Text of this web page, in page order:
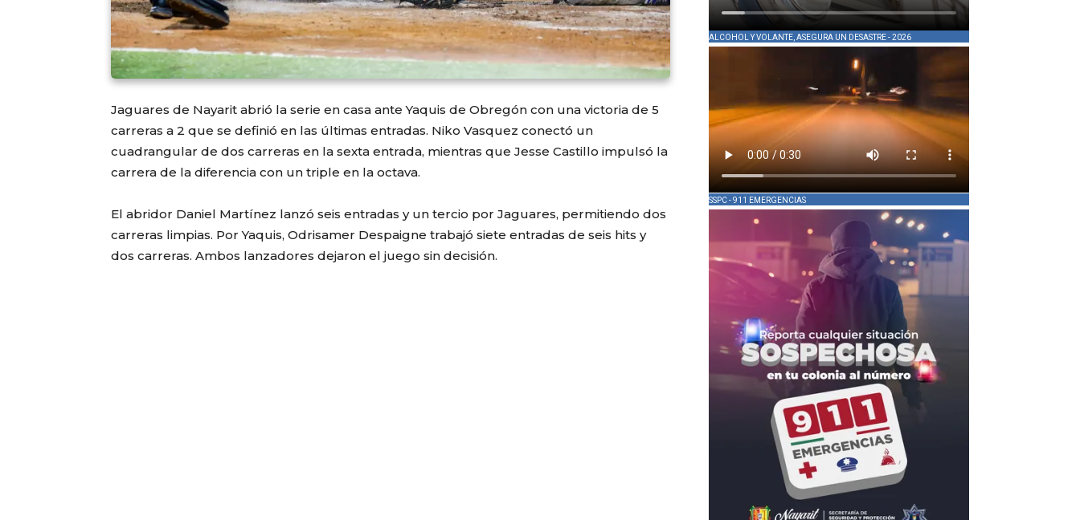
Jaguares de Nayarit abrió la serie en casa ante Yaquis de Obregón con una victoria de 5
carreras a 2 que se definió en las últimas entradas. Niko Vasquez conectó un
cuadrangular de dos carreras en la sexta entrada, mientras que Jesse Castillo impulsó la
carrera de la diferencia con un triple en la octava.
El abridor Daniel Martínez lanzó seis entradas y un tercio por Jaguares, permitiendo dos
carreras limpias. Por Yaquis, Odrisamer Despaigne trabajó siete entradas de seis hits y
dos carreras. Ambos lanzadores dejaron el juego sin decisión.
ALCOHOL Y VOLANTE, ASEGURA UN DESASTRE - 2026
SSPC - 911 EMERGENCIAS